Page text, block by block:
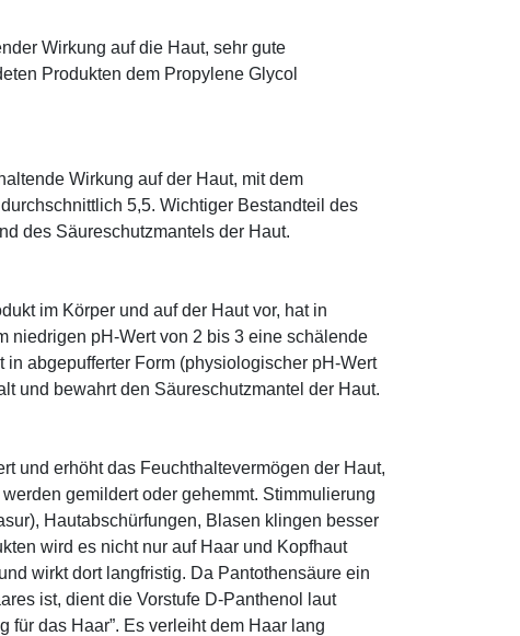
Wirkung auf die Haut, sehr gute
Produkten dem Propylene Glycol
Wirkung auf der Haut, mit dem
5,5. Wichtiger Bestandteil des
des Säureschutzmantels der Haut.
im Körper und auf der Haut vor, hat in
niedrigen pH-Wert von 2 bis 3 eine schälende
abgepufferter Form (physiologischer pH-Wert
und bewahrt den Säureschutzmantel der Haut.
und erhöht das Feuchthaltevermögen der Haut,
gemildert oder gehemmt. Stimmulierung
Hautabschürfungen, Blasen klingen besser
wird es nicht nur auf Haar und Kopfhaut
wirkt dort langfristig. Da Pantothensäure ein
ist, dient die Vorstufe D-Panthenol laut
für das Haar”. Es verleiht dem Haar lang